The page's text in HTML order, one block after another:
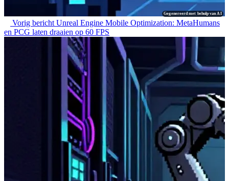
Gegenereerd met behulp van AI
Vorig berichtUnreal Engine Mobile Optimization: MetaHumans
en PCG laten draaien op 60 FPS